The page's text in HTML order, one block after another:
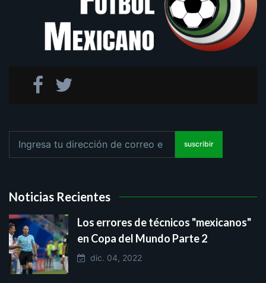
suscribir
Noticias Recientes
Los errores de técnicos "mexicanos"
en Copa del Mundo Parte 2
dic. 04, 2022